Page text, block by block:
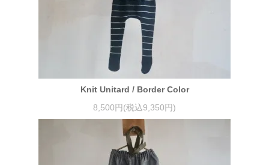
Knit Unitard / Border Color
8,500円(税込9,350円)